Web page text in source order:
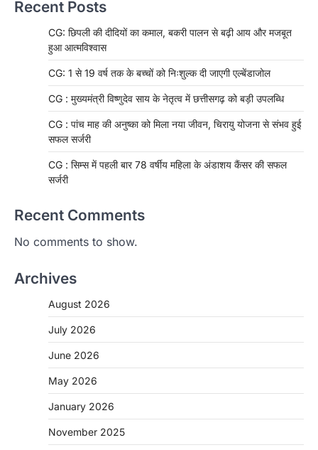
Recent Posts
CG: छिपली की दीदियों का कमाल, बकरी पालन से बढ़ी आय और मजबूत
हुआ आत्मविश्वास
CG: 1 से 19 वर्ष तक के बच्चों को निःशुल्क दी जाएगी एल्बेंडाजोल
CG : मुख्यमंत्री विष्णुदेव साय के नेतृत्व में छत्तीसगढ़ को बड़ी उपलब्धि
CG : पांच माह की अनुष्का को मिला नया जीवन, चिरायु योजना से संभव हुई
सफल सर्जरी
CG : सिम्स में पहली बार 78 वर्षीय महिला के अंडाशय कैंसर की सफल
सर्जरी
Recent Comments
No comments to show.
Archives
August 2026
July 2026
June 2026
May 2026
January 2026
November 2025
CHHATTISGARH
CG: 1 से 19 वर्ष तक के बच्चों को निःशुल्क दी
जाएगी एल्बेंडाजोल
More Khabar August 7, 2026